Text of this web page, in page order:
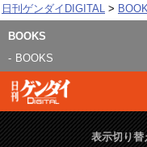
日刊ゲンダイDIGITAL
BOOKS
BOOKS
表示切り替